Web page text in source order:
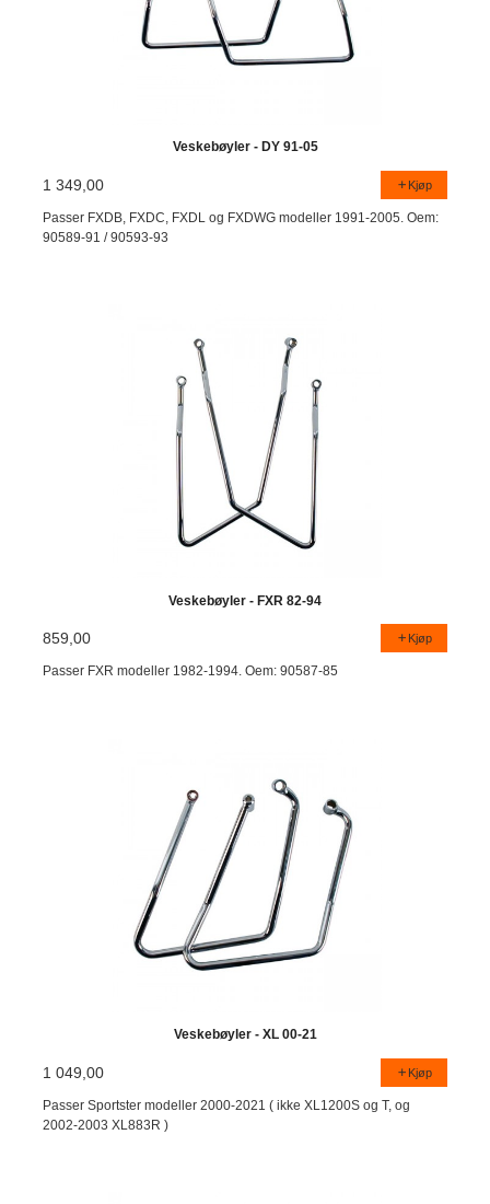
Veskebøyler - DY 91-05
1 349,00 Kjøp
Passer FXDB, FXDC, FXDL og FXDWG modeller 1991-2005. Oem:
90589-91 / 90593-93
Veskebøyler - FXR 82-94
859,00 Kjøp
Passer FXR modeller 1982-1994. Oem: 90587-85
Veskebøyler - XL 00-21
1 049,00 Kjøp
Passer Sportster modeller 2000-2021 ( ikke XL1200S og T, og
2002-2003 XL883R )